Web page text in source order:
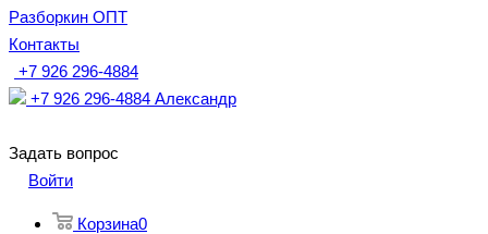
Разборкин ОПТ
Контакты
+7 926 296-4884
+7 926 296-4884 Александр
Задать вопрос
Войти
Корзина0